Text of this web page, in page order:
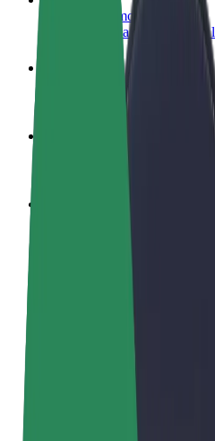
Colaborar como repartidor
Repartí comida y cobrá todas
Llegá a más clientes y
Registrarse como propietario
Añadí tu flota a Bolt y
Productos y servicios de Bolt